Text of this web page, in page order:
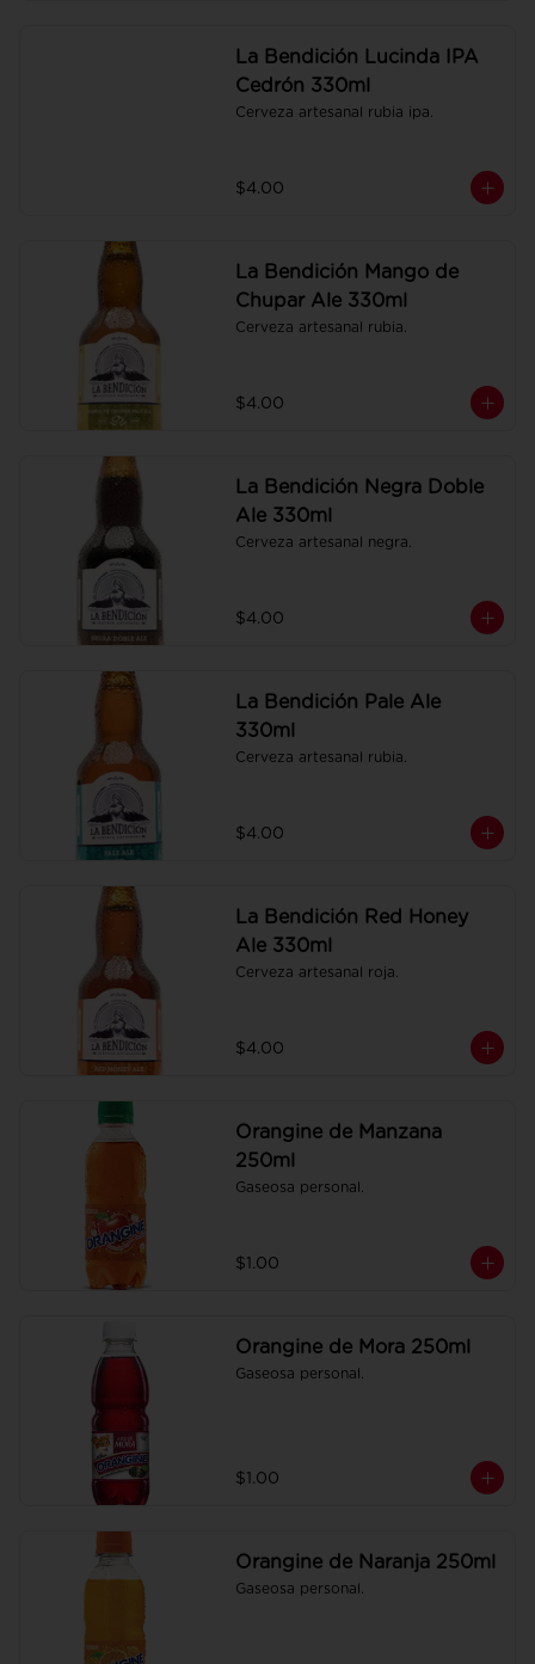
La Bendición Lucinda IPA
Cedrón 330ml
Cerveza artesanal rubia ipa.
$4.00
La Bendición Mango de
Chupar Ale 330ml
Cerveza artesanal rubia.
$4.00
La Bendición Negra Doble
Ale 330ml
Cerveza artesanal negra.
$4.00
La Bendición Pale Ale
330ml
Cerveza artesanal rubia.
$4.00
La Bendición Red Honey
Ale 330ml
Cerveza artesanal roja.
$4.00
Orangine de Manzana
250ml
Gaseosa personal.
$1.00
Orangine de Mora 250ml
Gaseosa personal.
$1.00
Orangine de Naranja 250ml
Gaseosa personal.